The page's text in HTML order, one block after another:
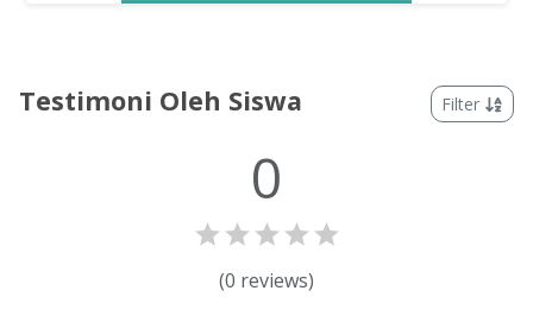
Testimoni Oleh Siswa Filter
0
(0 reviews)